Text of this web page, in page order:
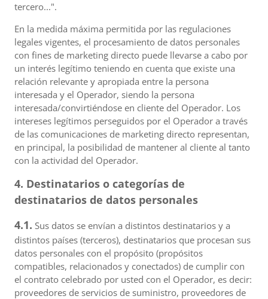
tercero...".
En la medida máxima permitida por las regulaciones
legales vigentes, el procesamiento de datos personales
con fines de marketing directo puede llevarse a cabo por
un interés legítimo teniendo en cuenta que existe una
relación relevante y apropiada entre la persona
interesada y el Operador, siendo la persona
interesada/convirtiéndose en cliente del Operador. Los
intereses legítimos perseguidos por el Operador a través
de las comunicaciones de marketing directo representan,
en principal, la posibilidad de mantener al cliente al tanto
con la actividad del Operador.
4. Destinatarios o categorías de
destinatarios de datos personales
4.1. Sus datos se envían a distintos destinatarios y a
distintos países (terceros), destinatarios que procesan sus
datos personales con el propósito (propósitos
compatibles, relacionados y conectados) de cumplir con
el contrato celebrado por usted con el Operador, es decir:
proveedores de servicios de suministro, proveedores de